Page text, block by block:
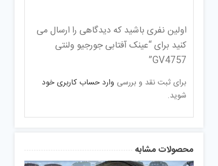
اولین نفری باشید که دیدگاهی را ارسال می
کنید برای “عینک آفتابی جورجیو ولنتی
GV4757”
برای ثبت نقد و بررسی وارد حساب کاربری خود
شوید.
محصولات مشابه